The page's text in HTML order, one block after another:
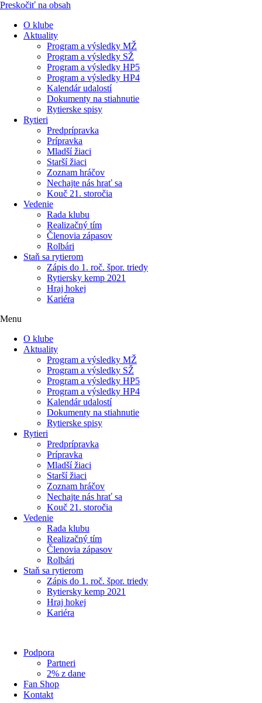
Preskočiť na obsah
O klube
Aktuality
Program a výsledky MŽ
Program a výsledky SŽ
Program a výsledky HP5
Program a výsledky HP4
Kalendár udalostí
Dokumenty na stiahnutie
Rytierske spisy
Rytieri
Predprípravka
Prípravka
Mladší žiaci
Starší žiaci
Zoznam hráčov
Nechajte nás hrať sa
Kouč 21. storočia
Vedenie
Rada klubu
Realizačný tím
Členovia zápasov
Rolbári
Staň sa rytierom
Zápis do 1. roč. špor. triedy
Rytiersky kemp 2021
Hraj hokej
Kariéra
Menu
O klube
Aktuality
Program a výsledky MŽ
Program a výsledky SŽ
Program a výsledky HP5
Program a výsledky HP4
Kalendár udalostí
Dokumenty na stiahnutie
Rytierske spisy
Rytieri
Predprípravka
Prípravka
Mladší žiaci
Starší žiaci
Zoznam hráčov
Nechajte nás hrať sa
Kouč 21. storočia
Vedenie
Rada klubu
Realizačný tím
Členovia zápasov
Rolbári
Staň sa rytierom
Zápis do 1. roč. špor. triedy
Rytiersky kemp 2021
Hraj hokej
Kariéra
Podpora
Partneri
2% z dane
Fan Shop
Kontakt